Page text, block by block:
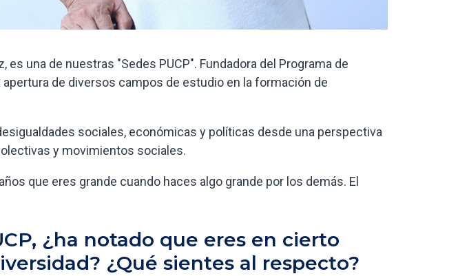
una de nuestras "Sedes PUCP". Fundadora del Programa de
de diversos campos de estudio en la formación de
sociales, económicas y políticas desde una perspectiva
y movimientos sociales.
que eres grande cuando haces algo grande por los demás. El
¿ha notado que eres en cierto
¿Qué sientes al respecto?